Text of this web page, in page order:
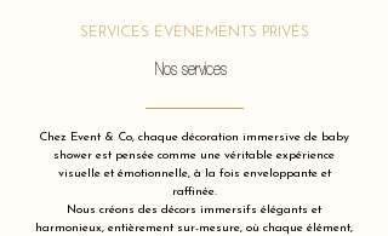
SERVICES ÉVÈNEMENTS PRIVÉS
Nos services
Chez Event & Co, chaque décoration immersive de baby
shower est pensée comme une véritable expérience
visuelle et émotionnelle, à la fois enveloppante et
raffinée.
Nous créons des décors immersifs élégants et
harmonieux, entièrement sur-mesure, où chaque élément,